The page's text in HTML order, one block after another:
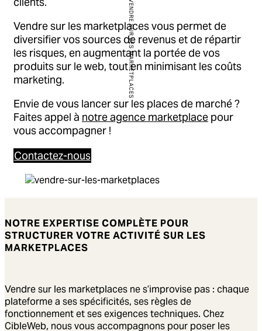
VENDRE SUR LES MARKETPLACES
Vendre sur les marketplaces vous permet de
diversifier vos sources de revenus et de répartir
les risques, en augmentant la portée de vos
produits sur le web, tout en minimisant les coûts
marketing.
Envie de vous lancer sur les places de marché ?
Faites appel à notre agence marketplace pour
vous accompagner !
Contactez-nous
NOTRE EXPERTISE COMPLÈTE POUR
STRUCTURER VOTRE ACTIVITÉ SUR LES
MARKETPLACES
Vendre sur les marketplaces ne s’improvise pas : chaque
plateforme a ses spécificités, ses règles de
fonctionnement et ses exigences techniques. Chez
CibleWeb, nous vous accompagnons pour poser les